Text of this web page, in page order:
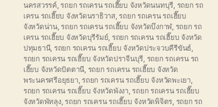
นครสวรรค์, รถยก รถเครน รถเฮี๊ยบ จังหวัดนนทบุรี, รถยก รถ
เครน รถเฮี๊ยบ จังหวัดนราธิวาส, รถยก รถเครน รถเฮี๊ยบ
จังหวัดน่าน, รถยก รถเครน รถเฮี๊ยบ จังหวัดบึงกาฬ, รถยก รถ
เครน รถเฮี๊ยบ จังหวัดบุรีรัมย์, รถยก รถเครน รถเฮี๊ยบ จังหวัด
ปทุมธานี, รถยก รถเครน รถเฮี๊ยบ จังหวัดประจวบคีรีขันธ์,
รถยก รถเครน รถเฮี๊ยบ จังหวัดปราจีนบุรี, รถยก รถเครน รถ
เฮี๊ยบ จังหวัดปัตตานี, รถยก รถเครน รถเฮี๊ยบ จังหวัด
พระนครศรีอยุธยา, รถยก รถเครน รถเฮี๊ยบ จังหวัดพะเยา,
รถยก รถเครน รถเฮี๊ยบ จังหวัดพังงา, รถยก รถเครน รถเฮี๊ยบ
จังหวัดพัทลุง, รถยก รถเครน รถเฮี๊ยบ จังหวัดพิจิตร, รถยก รถ